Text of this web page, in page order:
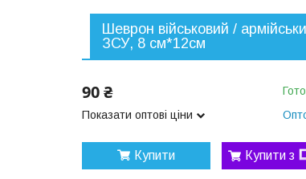
Шеврон військовий /
ЗСУ, 8 см*12см
90 ₴
Показати оптові ціни
Купити Купити з